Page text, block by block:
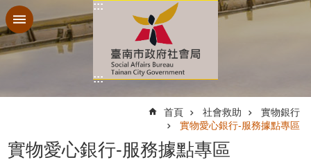
跳到主要內容區塊
:::
:::
首頁 社會救助
實物銀行
實物愛心銀行-服務據點專區
實物愛心銀行-服務據點專區